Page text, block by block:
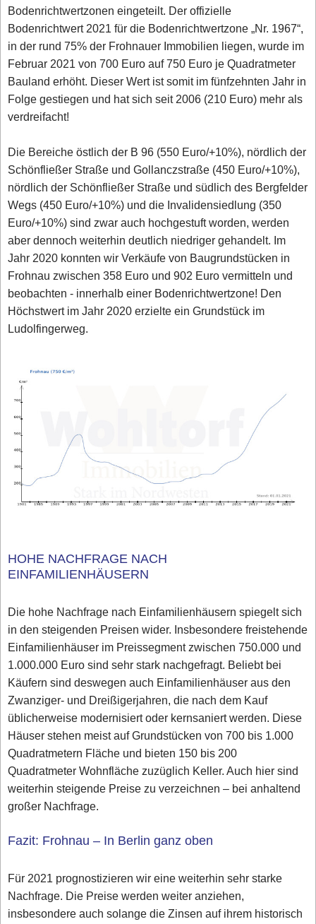
Bodenrichtwertzonen eingeteilt. Der offizielle
Bodenrichtwert 2021 für die Bodenrichtwertzone „Nr. 1967“,
in der rund 75% der Frohnauer Immobilien liegen, wurde im
Februar 2021 von 700 Euro auf 750 Euro je Quadratmeter
Bauland erhöht. Dieser Wert ist somit im fünfzehnten Jahr in
Folge gestiegen und hat sich seit 2006 (210 Euro) mehr als
verdreifacht!
Die Bereiche östlich der B 96 (550 Euro/+10%), nördlich der
Schönfließer Straße und Gollanczstraße (450 Euro/+10%),
nördlich der Schönfließer Straße und südlich des Bergfelder
Wegs (450 Euro/+10%) und die Invalidensiedlung (350
Euro/+10%) sind zwar auch hochgestuft worden, werden
aber dennoch weiterhin deutlich niedriger gehandelt. Im
Jahr 2020 konnten wir Verkäufe von Baugrundstücken in
Frohnau zwischen 358 Euro und 902 Euro vermitteln und
beobachten - innerhalb einer Bodenrichtwertzone! Den
Höchstwert im Jahr 2020 erzielte ein Grundstück im
Ludolfingerweg.
HOHE NACHFRAGE NACH
EINFAMILIENHÄUSERN
Die hohe Nachfrage nach Einfamilienhäusern spiegelt sich
in den steigenden Preisen wider. Insbesondere freistehende
Einfamilienhäuser im Preissegment zwischen 750.000 und
1.000.000 Euro sind sehr stark nachgefragt. Beliebt bei
Käufern sind deswegen auch Einfamilienhäuser aus den
Zwanziger- und Dreißigerjahren, die nach dem Kauf
üblicherweise modernisiert oder kernsaniert werden. Diese
Häuser stehen meist auf Grundstücken von 700 bis 1.000
Quadratmetern Fläche und bieten 150 bis 200
Quadratmeter Wohnfläche zuzüglich Keller. Auch hier sind
weiterhin steigende Preise zu verzeichnen – bei anhaltend
großer Nachfrage.
Fazit: Frohnau – In Berlin ganz oben
Für 2021 prognostizieren wir eine weiterhin sehr starke
Nachfrage. Die Preise werden weiter anziehen,
insbesondere auch solange die Zinsen auf ihrem historisch